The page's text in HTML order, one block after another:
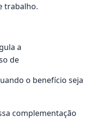
trabalho.
a
de
o benefício seja
complementação